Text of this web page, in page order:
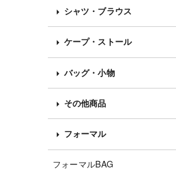
シャツ・ブラウス
ケープ・ストール
バッグ・小物
その他商品
フォーマル
フォーマルBAG